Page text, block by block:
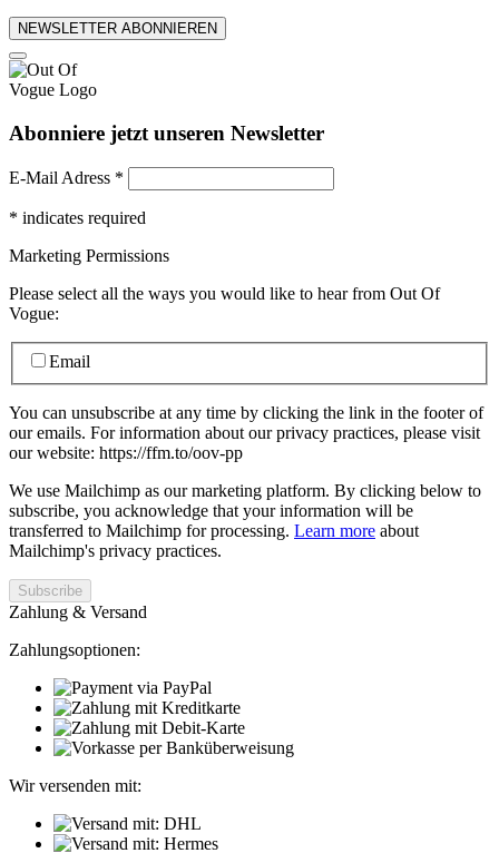
NEWSLETTER ABONNIEREN
Abonniere jetzt unseren Newsletter
E-Mail Adress *
* indicates required
Marketing Permissions
Please select all the ways you would like to hear from Out Of
Vogue:
Email
You can unsubscribe at any time by clicking the link in the footer of
our emails. For information about our privacy practices, please visit
our website: https://ffm.to/oov-pp
We use Mailchimp as our marketing platform. By clicking below to
subscribe, you acknowledge that your information will be
transferred to Mailchimp for processing. Learn more about
Mailchimp's privacy practices.
Zahlung & Versand
Zahlungsoptionen:
Wir versenden mit: